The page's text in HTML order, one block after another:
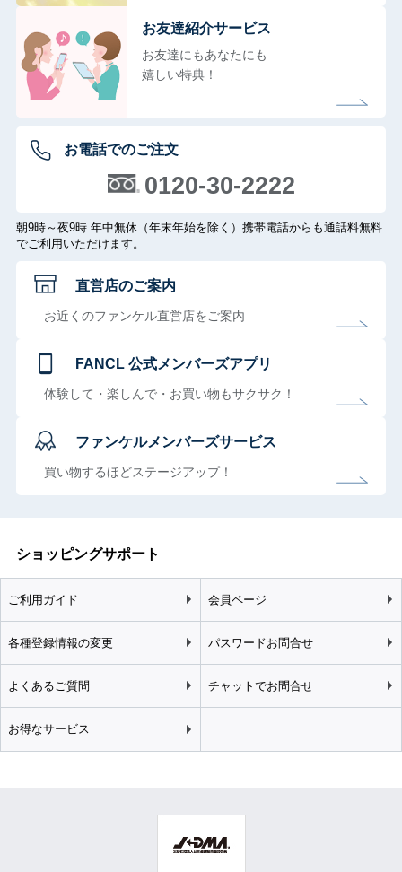
お友達紹介サービス
お友達にもあなたにも
嬉しい特典！
お電話でのご注文
0120-30-2222
朝9時～夜9時 年中無休（年末年始を除く）携帯電話からも通話料無料
でご利用いただけます。
直営店のご案内
お近くのファンケル直営店をご案内
FANCL 公式メンバーズアプリ
体験して・楽しんで・お買い物もサクサク！
ファンケルメンバーズサービス
買い物するほどステージアップ！
ショッピングサポート
ご利用ガイド 会員ページ
各種登録情報の変更 パスワードお問合せ
よくあるご質問 チャットでお問合せ
お得なサービス